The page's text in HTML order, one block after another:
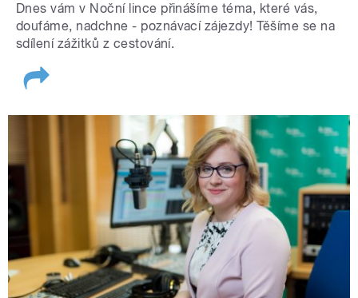
Dnes vám v Noční lince přinášíme téma, které vás,
doufáme, nadchne - poznávací zájezdy! Těšíme se na
sdílení zážitků z cestování.